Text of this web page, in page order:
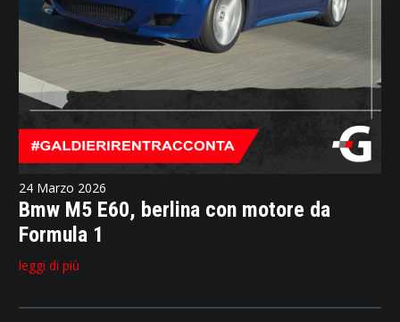
24 Marzo 2026
Bmw M5 E60, berlina con motore da
Formula 1
leggi di più